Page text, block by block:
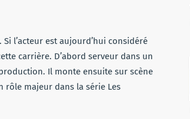
l’acteur est aujourd’hui considéré
carrière. D’abord serveur dans un
Il monte ensuite sur scène
rôle majeur dans la série Les